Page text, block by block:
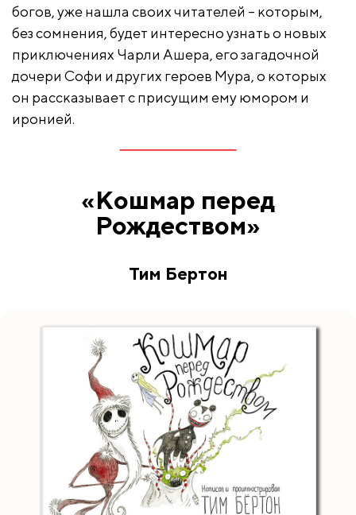
богов, уже нашла своих читателей – которым,
без сомнения, будет интересно узнать о новых
приключениях Чарли Ашера, его загадочной
дочери Софи и других героев Мура, о которых
он рассказывает с присущим ему юмором и
иронией.
«Кошмар перед
Рождеством»
Тим Бертон